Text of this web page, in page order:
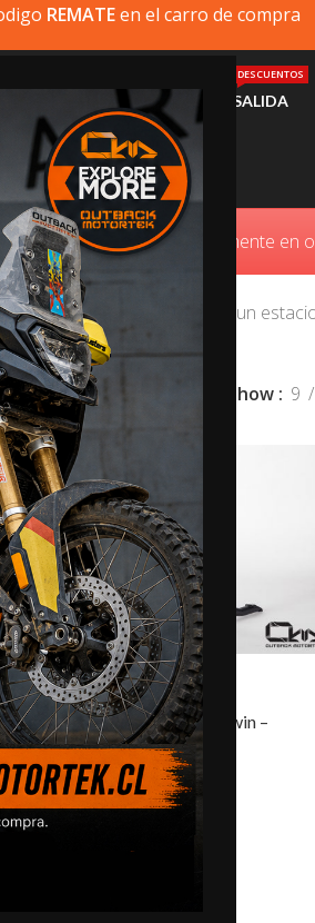
REMATEen el carro de compra
INSTALACIÓN SALIDA
DESCUENTOS
Central
puede comprarlo directamente en
centrales permiten un
Show 9
SOLD
OUT
Honda CRF1100L Africa Twin –
Caballete Central
$285.000,0
SELECCIONAR OPCIONES